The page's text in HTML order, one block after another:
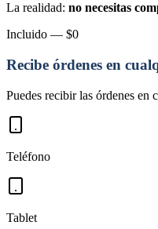
La realidad: no necesitas
Incluido — $0
Recibe órdenes en
Puedes recibir las órdenes
Teléfono
Tablet